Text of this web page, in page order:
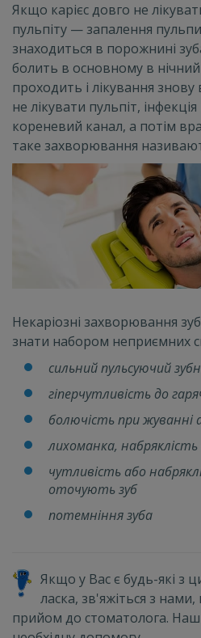
Якщо карієс довго не
пульпіту — запалення
знаходиться в порожнині
болить в основному в нічний
проходить і лікування знову
не лікувати пульпіт,
кореневий канал, а потім
таке захворювання
Некаріозні захворювання
знати набором неприємних
сильний пульсуючий
гіперчутливість до
болючість при жуванні
лихоманка,
чутливість або
оточують зуб
потемніння зуба
Якщо у Вас є будь-які з
ласка, зв'яжіться з
прийом до стоматолога.